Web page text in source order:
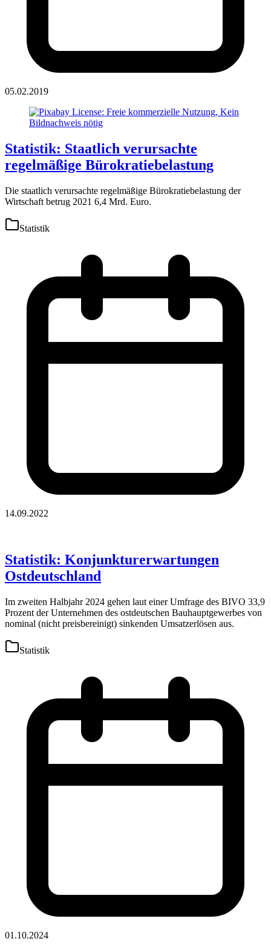
05.02.2019
Statistik: Staatlich verursachte
regelmäßige Bürokratiebelastung
Die staatlich verursachte regelmäßige Bürokratiebelastung der
Wirtschaft betrug 2021 6,4 Mrd. Euro.
Statistik
14.09.2022
Statistik: Konjunkturerwartungen
Ostdeutschland
Im zweiten Halbjahr 2024 gehen laut einer Umfrage des BIVO 33,9
Prozent der Unternehmen des ostdeutschen Bauhauptgewerbes von
nominal (nicht preisbereinigt) sinkenden Umsatzerlösen aus.
Statistik
01.10.2024